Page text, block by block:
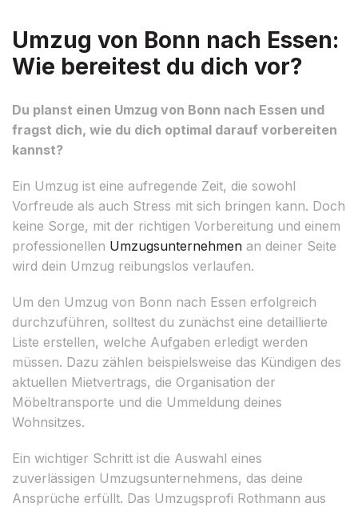
Umzug von Bonn nach Essen:
Wie bereitest du dich vor?
Du planst einen Umzug von Bonn nach Essen und
fragst dich, wie du dich optimal darauf vorbereiten
kannst?
Ein Umzug ist eine aufregende Zeit, die sowohl
Vorfreude als auch Stress mit sich bringen kann. Doch
keine Sorge, mit der richtigen Vorbereitung und einem
professionellen Umzugsunternehmen an deiner Seite
wird dein Umzug reibungslos verlaufen.
Um den Umzug von Bonn nach Essen erfolgreich
durchzuführen, solltest du zunächst eine detaillierte
Liste erstellen, welche Aufgaben erledigt werden
müssen. Dazu zählen beispielsweise das Kündigen des
aktuellen Mietvertrags, die Organisation der
Möbeltransporte und die Ummeldung deines
Wohnsitzes.
Ein wichtiger Schritt ist die Auswahl eines
zuverlässigen Umzugsunternehmens, das deine
Ansprüche erfüllt. Das Umzugsprofi Rothmann aus